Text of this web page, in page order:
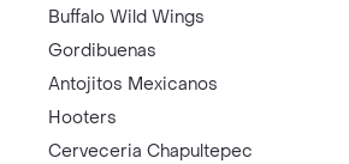
Buffalo Wild Wings
Gordibuenas
Antojitos Mexicanos
Hooters
Cerveceria Chapultepec